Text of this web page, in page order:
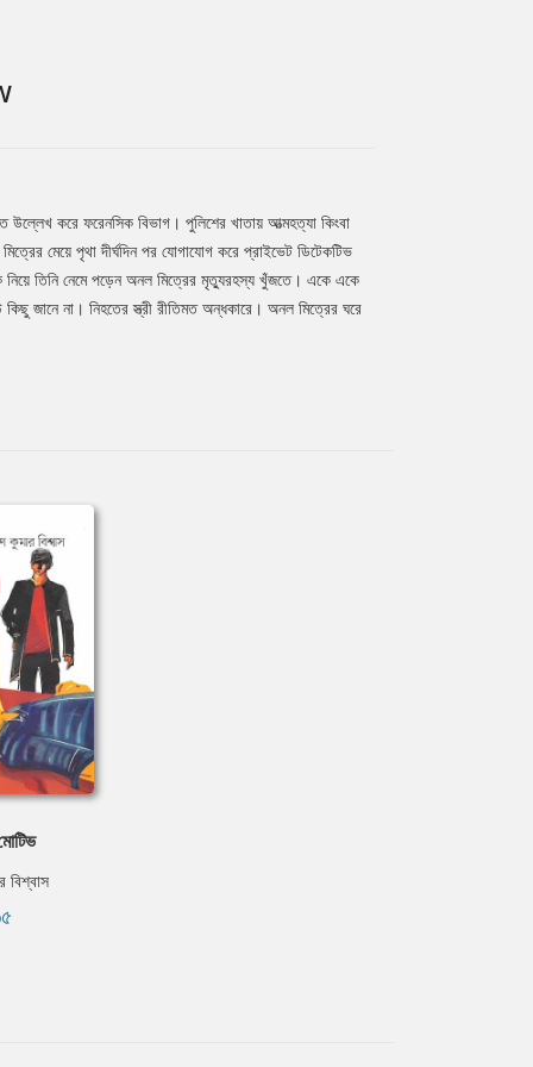
উল্লেখ করে ফরেনসিক বিভাগ। পুলিশের খাতায় আত্মহত্যা কিংবা
মেয়ে পৃথা দীর্ঘদিন পর যোগাযোগ করে প্রাইভেট ডিটেকটিভ
নিয়ে তিনি নেমে পড়েন অনল মিত্রের মৃত্যুরহস্য খুঁজতে। একে একে
জানে না। নিহতের স্ত্রী রীতিমত অন্ধকারে। অনল মিত্রের ঘরে
বিশ্বাস